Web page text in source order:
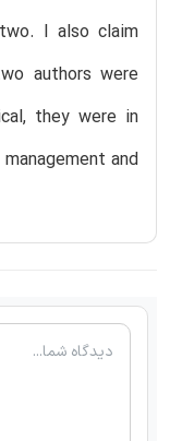
I also claim
authors were
they were in
and